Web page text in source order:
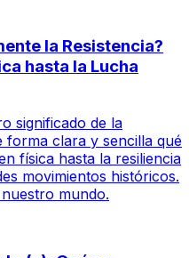
la Resistencia?
hasta la Lucha
significado de la
forma clara y sencilla qué
física hasta la resiliencia
movimientos históricos.
mundo.